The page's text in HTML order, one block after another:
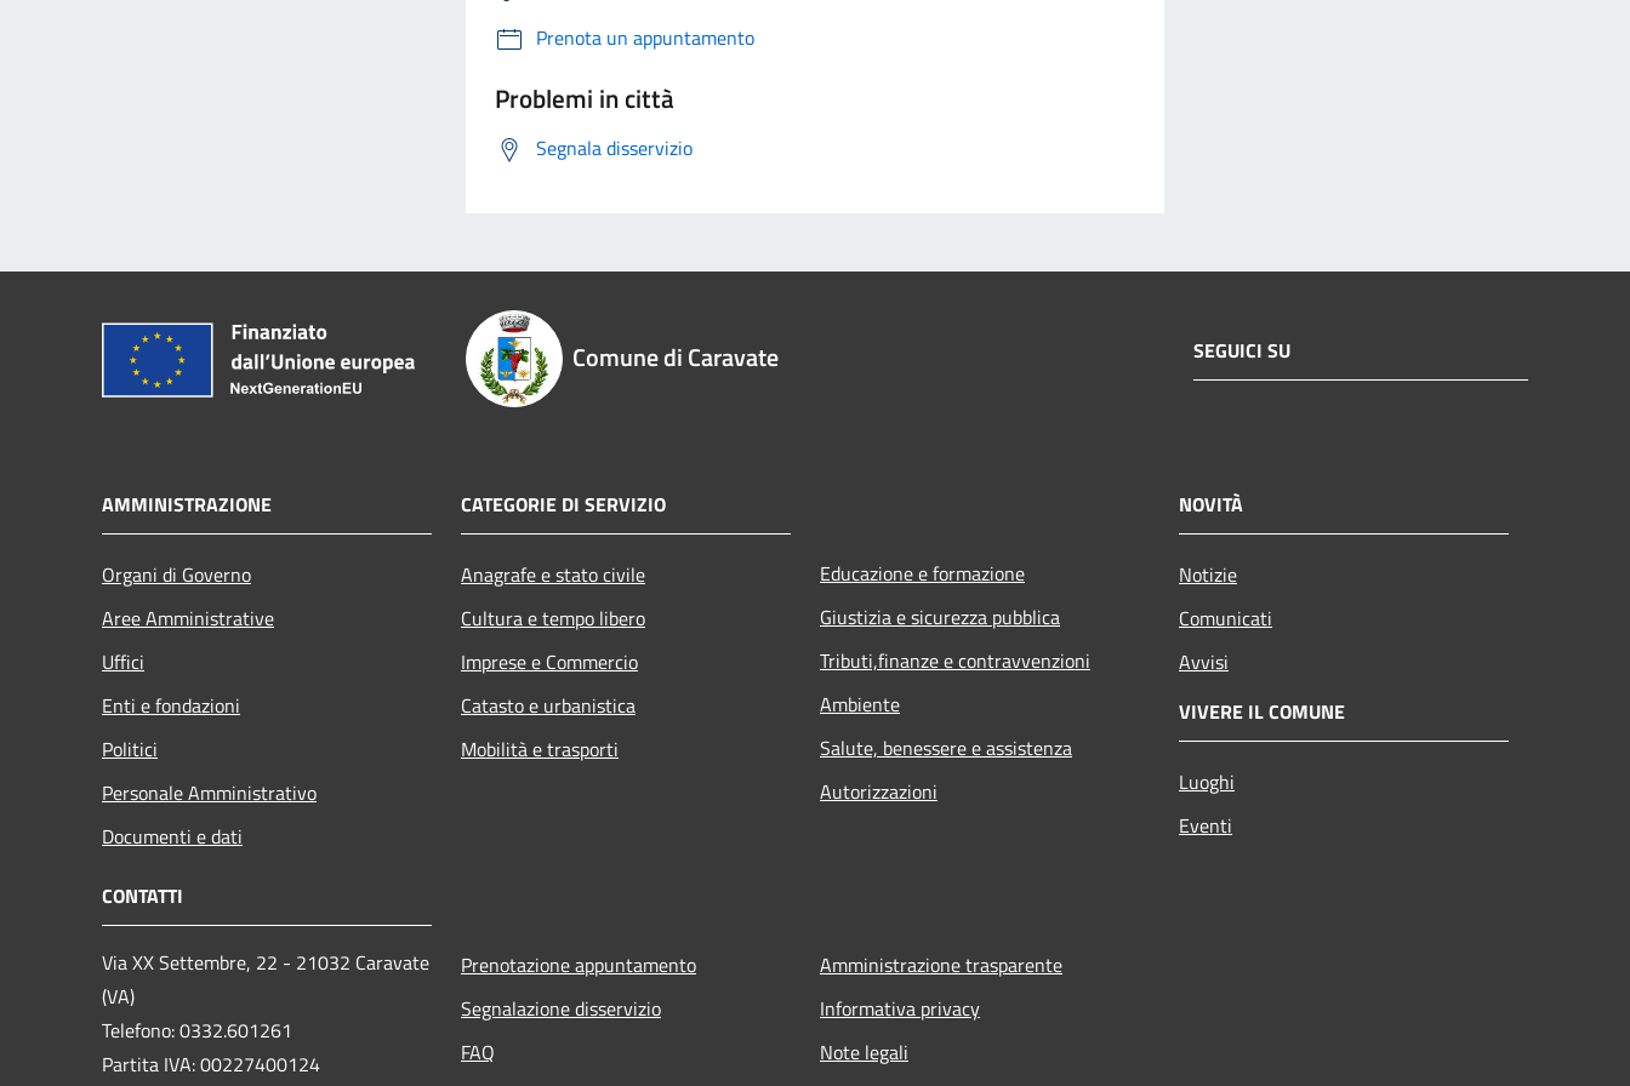
Prenota un appuntamento
Problemi in città
Segnala disservizio
Comune di Caravate SEGUICI SU
AMMINISTRAZIONE
Organi di Governo
Aree Amministrative
Uffici
Enti e fondazioni
Politici
Personale Amministrativo
Documenti e dati
CATEGORIE DI SERVIZIO
Anagrafe e stato civile
Cultura e tempo libero
Imprese e Commercio
Catasto e urbanistica
Mobilità e trasporti
Educazione e formazione
Giustizia e sicurezza pubblica
Tributi,finanze e contravvenzioni
Ambiente
Salute, benessere e assistenza
Autorizzazioni
NOVITÀ
Notizie
Comunicati
Avvisi
VIVERE IL COMUNE
Luoghi
Eventi
CONTATTI
Via XX Settembre, 22 - 21032 Caravate
(VA)
Telefono: 0332.601261
Partita IVA: 00227400124
Prenotazione appuntamento
Segnalazione disservizio
FAQ
Amministrazione trasparente
Informativa privacy
Note legali